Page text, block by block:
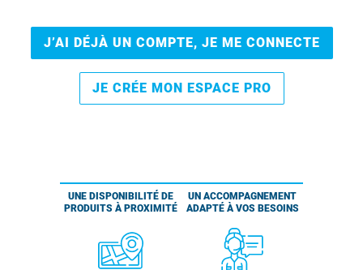
J’AI DÉJÀ UN COMPTE, JE ME CONNECTE
JE CRÉE MON ESPACE PRO
UNE DISPONIBILITÉ DE
PRODUITS À PROXIMITÉ
UN ACCOMPAGNEMENT
ADAPTÉ À VOS BESOINS